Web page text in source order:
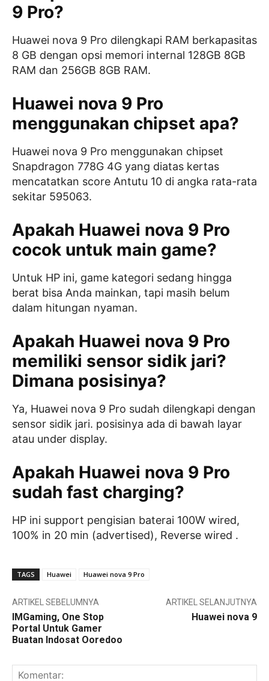
9 Pro?
Huawei nova 9 Pro dilengkapi RAM berkapasitas
8 GB dengan opsi memori internal 128GB 8GB
RAM dan 256GB 8GB RAM.
Huawei nova 9 Pro
menggunakan chipset apa?
Huawei nova 9 Pro menggunakan chipset
Snapdragon 778G 4G yang diatas kertas
mencatatkan score Antutu 10 di angka rata-rata
sekitar 595063.
Apakah Huawei nova 9 Pro
cocok untuk main game?
Untuk HP ini, game kategori sedang hingga
berat bisa Anda mainkan, tapi masih belum
dalam hitungan nyaman.
Apakah Huawei nova 9 Pro
memiliki sensor sidik jari?
Dimana posisinya?
Ya, Huawei nova 9 Pro sudah dilengkapi dengan
sensor sidik jari. posisinya ada di bawah layar
atau under display.
Apakah Huawei nova 9 Pro
sudah fast charging?
HP ini support pengisian baterai 100W wired,
100% in 20 min (advertised), Reverse wired .
TAGS Huawei Huawei nova 9 Pro
ARTIKEL SEBELUMNYA
IMGaming, One Stop
Portal Untuk Gamer
Buatan Indosat Ooredoo
ARTIKEL SELANJUTNYA
Huawei nova 9